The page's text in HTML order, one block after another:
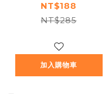
NT$188
NT$285
加入購物車